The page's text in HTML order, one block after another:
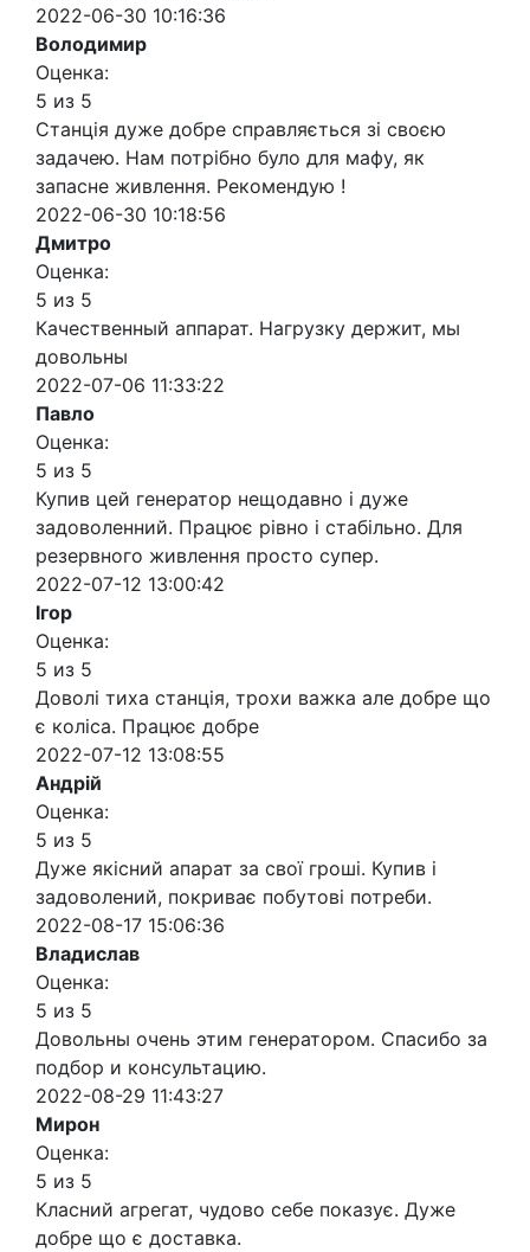
2022-06-30 10:16:36
Володимир
Оценка:
5 из 5
Станція дуже добре справляється зі своєю
задачею. Нам потрібно було для мафу, як
запасне живлення. Рекомендую !
2022-06-30 10:18:56
Дмитро
Оценка:
5 из 5
Качественный аппарат. Нагрузку держит, мы
довольны
2022-07-06 11:33:22
Павло
Оценка:
5 из 5
Купив цей генератор нещодавно і дуже
задоволенний. Працює рівно і стабільно. Для
резервного живлення просто супер.
2022-07-12 13:00:42
Ігор
Оценка:
5 из 5
Доволі тиха станція, трохи важка але добре що
є коліса. Працює добре
2022-07-12 13:08:55
Андрій
Оценка:
5 из 5
Дуже якісний апарат за свої гроші. Купив і
задоволений, покриває побутові потреби.
2022-08-17 15:06:36
Владислав
Оценка:
5 из 5
Довольны очень этим генератором. Спасибо за
подбор и консультацию.
2022-08-29 11:43:27
Мирон
Оценка:
5 из 5
Класний агрегат, чудово себе показує. Дуже
добре що є доставка.